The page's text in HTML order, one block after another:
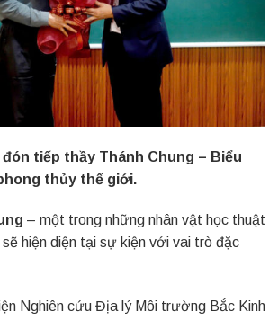
tiếp thầy Thánh Chung – Biểu
thủy thế giới.
– một trong những nhân vật học thuật
hiện diện tại sự kiện với vai trò đặc
Nghiên cứu Địa lý Môi trường Bắc Kinh